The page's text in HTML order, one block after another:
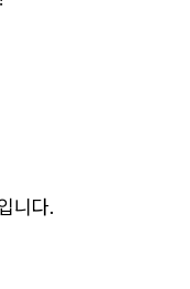
니다.